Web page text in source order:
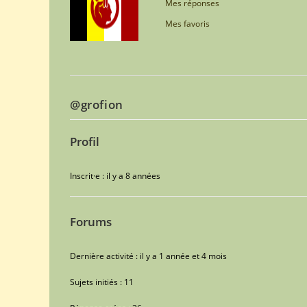
Mes réponses
Mes favoris
@grofion
Profil
Inscrit·e : il y a 8 années
Forums
Dernière activité : il y a 1 année et 4 mois
Sujets initiés : 11